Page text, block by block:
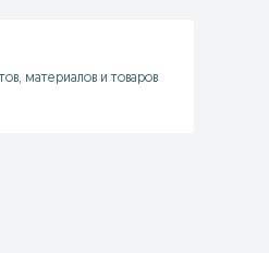
материалов и товаров